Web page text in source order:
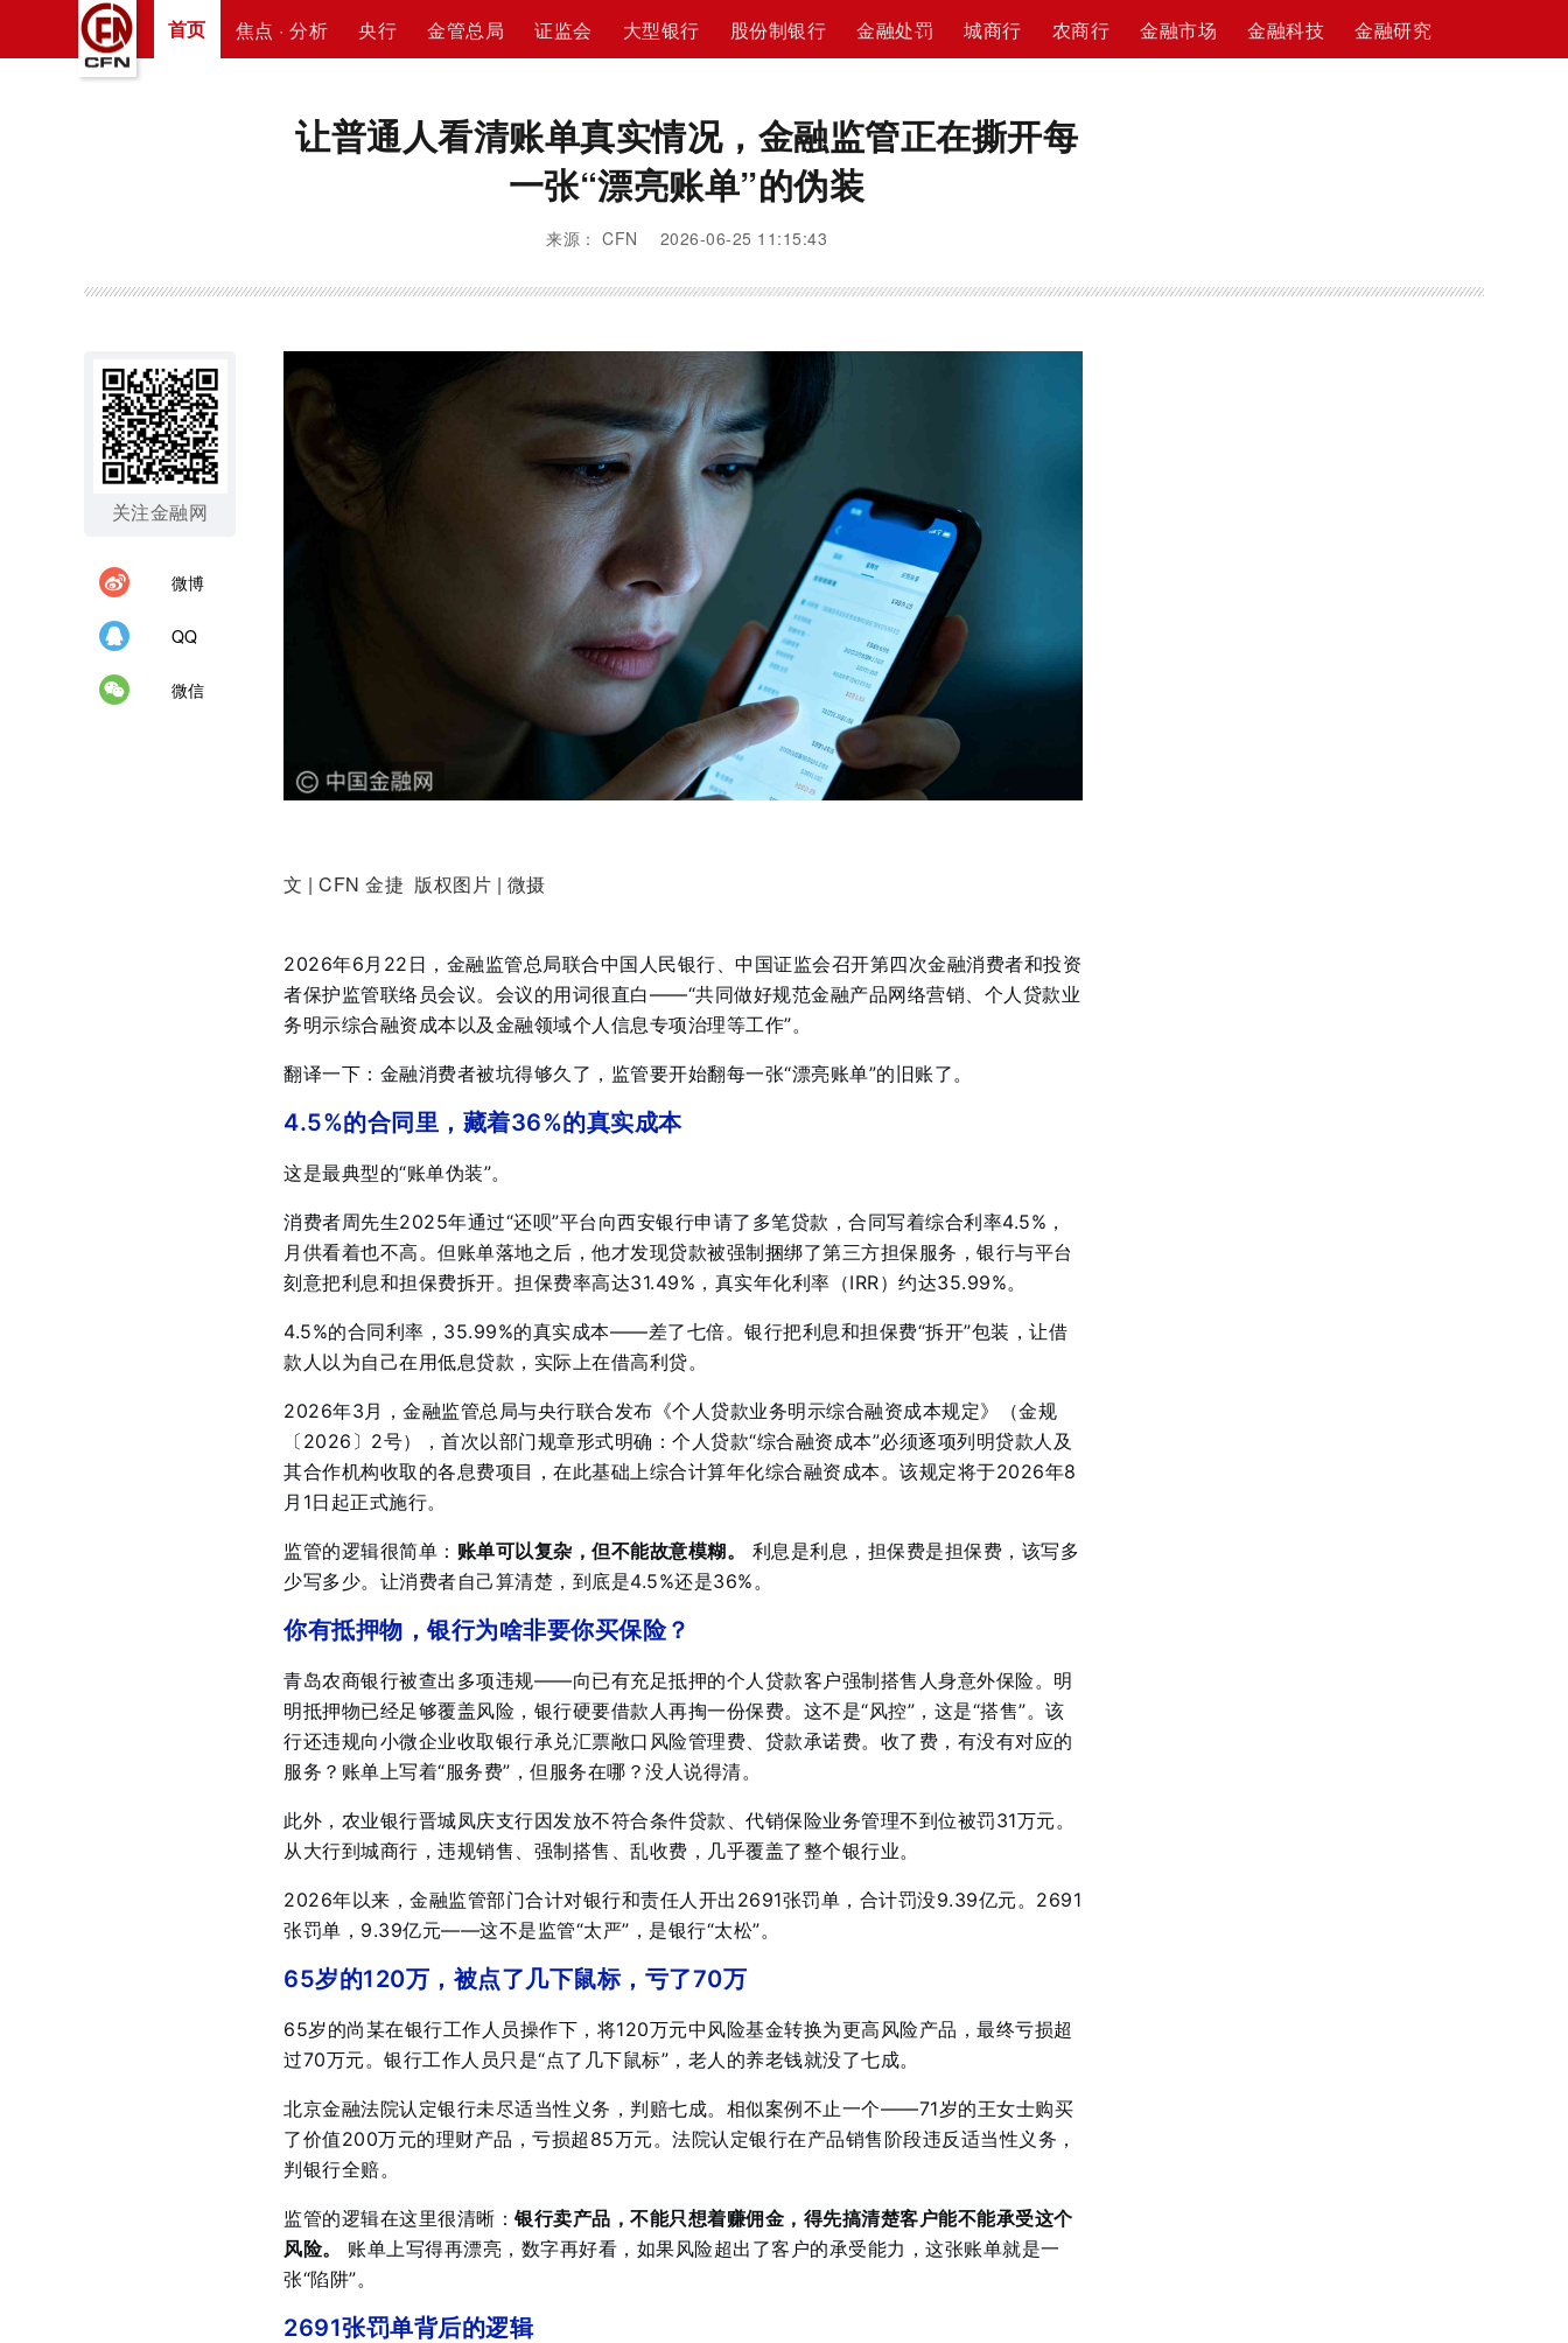
首页 焦点 · 分析 央行 金管总局 证监会 大型银行 股份制银行 金融处罚 城商行 农商行 金融市场 金融科技 金融研究
让普通人看清账单真实情况，金融监管正在撕开每
一张“漂亮账单”的伪装
来源： CFN 2026-06-25 11:15:43
关注金融网
微博
QQ
微信
文 | CFN 金捷 版权图片 | 微摄
2026年6月22日，金融监管总局联合中国人民银行、中国证监会召开第四次金融消费者和投资
者保护监管联络员会议。会议的用词很直白——“共同做好规范金融产品网络营销、个人贷款业
务明示综合融资成本以及金融领域个人信息专项治理等工作”。
翻译一下：金融消费者被坑得够久了，监管要开始翻每一张“漂亮账单”的旧账了。
4.5%的合同里，藏着36%的真实成本
这是最典型的“账单伪装”。
消费者周先生2025年通过“还呗”平台向西安银行申请了多笔贷款，合同写着综合利率4.5%，
月供看着也不高 。但账单落地之后，他才发现贷款被强制捆绑了第三方担保服务，银行与平台
刻意把利息和担保费拆开。担保费率高达31.49%，真实年化利率（IRR）约达35.99%。
4.5%的合同利率，35.99%的真实成本——差了七倍。银行把利息和担保费“拆开”包装，让借
款人以为自己在用低息贷款，实际上在借高利贷。
2026年3月，金融监管总局与央行联合发布《个人贷款业务明示综合融资成本规定》（金规
〔2026〕2号），首次以部门规章形式明确：个人贷款“综合融资成本”必须逐项列明贷款人及
其合作机构收取的各息费项目，在此基础上综合计算年化综合融资成本。该规定将于2026年8
月1日起正式施行。
监管的逻辑很简单： 账单可以复杂，但不能故意模糊。
利息是利息，担保费是担保费，该写多
少写多少。让消费者自己算清楚，到底是4.5%还是36%。
你有抵押物，银行为啥非要你买保险？
青岛农商银行被查出多项违规——向已有充足抵押的个人贷款客户强制搭售人身意外保险。明
明抵押物已经足够覆盖风险，银行硬要借款人再掏一份保费。这不是“风控”，这是“搭售”。该
行还违规向小微企业收取银行承兑汇票敞口风险管理费、贷款承诺费。收了费，有没有对应的
服务？账单上写着“服务费”，但服务在哪？没人说得清。
此外，农业银行晋城凤庆支行因发放不符合条件贷款、代销保险业务管理不到位被罚31万元 。
从大行到城商行，违规销售、强制搭售、乱收费，几乎覆盖了整个银行业。
2026年以来，金融监管部门合计对银行和责任人开出2691张罚单，合计罚没9.39亿元。2691
张罚单，9.39亿元——这不是监管“太严”，是银行“太松”。
65岁的120万，被点了几下鼠标，亏了70万
65岁的尚某在银行工作人员操作下，将120万元中风险基金转换为更高风险产品，最终亏损超
过70万元 。银行工作人员只是“点了几下鼠标”，老人的养老钱就没了七成。
北京金融法院认定银行未尽适当性义务，判赔七成。相似案例不止一个——71岁的王女士购买
了价值200万元的理财产品，亏损超85万元。法院认定银行在产品销售阶段违反适当性义务，
判银行全赔。
监管的逻辑在这里很清晰：银行卖产品，不能只想着赚佣金，得先搞清楚客户能不能承受这个
风险。
账单上写得再漂亮，数字再好看，如果风险超出了客户的承受能力，这张账单就是一
张“陷阱”。
2691张罚单背后的逻辑